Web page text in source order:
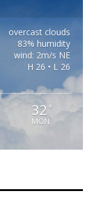
overcast clouds
83% humidity
wind: 2m/s NE
H 26 • L 26
32 °
MON